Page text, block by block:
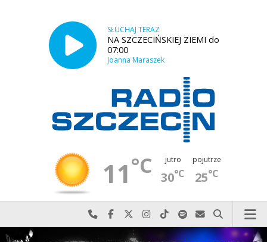
SŁUCHAJ TERAZ
NA SZCZECIŃSKIEJ ZIEMI do
07:00
Joanna Maraszek
11°C jutro
30°C
pojutrze
25°C
Najlepiej po prostu do nas zadzwoń
Odwiedź nas na Facebook-u
Odwiedź nas na X
Odwiedź nas na Instagram-ie
Odwiedź nas na TikTok-u
Szukaj nas na Spotify
Wyślij do nas
Szukaj